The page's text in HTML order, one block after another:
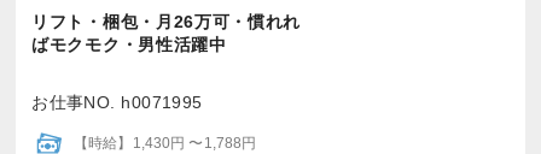
リフト・梱包・月26万可・慣れれ
ばモクモク・男性活躍中
お仕事NO. h0071995
【時給】1,430円 〜1,788円